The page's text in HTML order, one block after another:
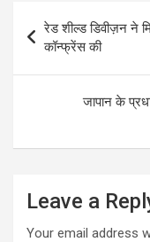
Post
navigation
रेड शील्ड डिवीज़न ने
कॉन्फ्रेंस की
जापान के
Leave a
Your email address